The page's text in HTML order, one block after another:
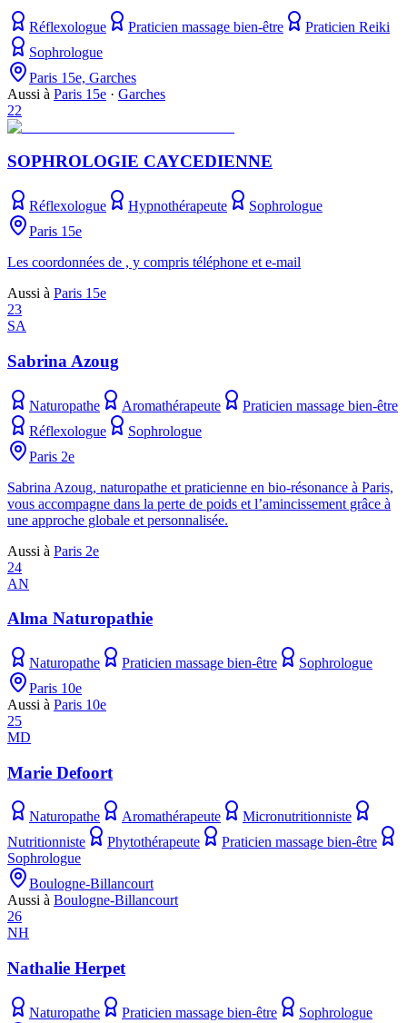
Réflexologue Praticien massage bien-être
Praticien Reiki
Sophrologue
Paris 15e, Garches
Aussi à Paris 15e · Garches
22
SOPHROLOGIE CAYCEDIENNE
Réflexologue Hypnothérapeute
Sophrologue
Paris 15e
Les coordonnées de , y compris téléphone et e-mail
Aussi à Paris 15e
23
SA
Sabrina Azoug
Naturopathe Aromathérapeute
Praticien massage bien-être
Réflexologue
Sophrologue
Paris 2e
Sabrina Azoug, naturopathe et praticienne en bio-résonance à Paris,
vous accompagne dans la perte de poids et l’amincissement grâce à
une approche globale et personnalisée.
Aussi à Paris 2e
24
AN
Alma Naturopathie
Naturopathe Praticien massage bien-être
Sophrologue
Paris 10e
Aussi à Paris 10e
25
MD
Marie Defoort
Naturopathe Aromathérapeute
Micronutritionniste
Nutritionniste
Phytothérapeute
Praticien massage bien-être
Sophrologue
Boulogne-Billancourt
Aussi à Boulogne-Billancourt
26
NH
Nathalie Herpet
Naturopathe Praticien massage bien-être
Sophrologue